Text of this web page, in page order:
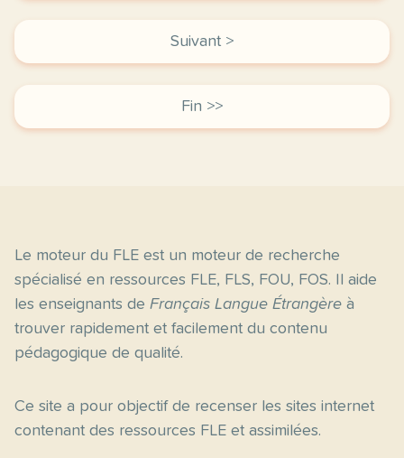
Suivant >
Fin >>
Le moteur du FLE est un moteur de recherche
spécialisé en ressources FLE, FLS, FOU, FOS. Il aide
les enseignants de Français Langue Étrangère à
trouver rapidement et facilement du contenu
pédagogique de qualité.
Ce site a pour objectif de recenser les sites internet
contenant des ressources FLE et assimilées.